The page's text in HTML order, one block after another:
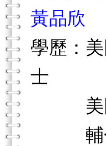
黃品欣
學歷：
士
美國
輔仁